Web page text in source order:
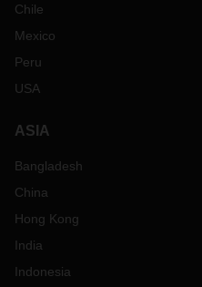
Chile
Mexico
Peru
USA
ASIA
Bangladesh
China
Hong Kong
India
Indonesia